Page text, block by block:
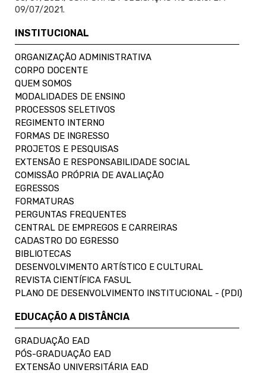
09/07/2021.
INSTITUCIONAL
ORGANIZAÇÃO ADMINISTRATIVA
CORPO DOCENTE
QUEM SOMOS
MODALIDADES DE ENSINO
PROCESSOS SELETIVOS
REGIMENTO INTERNO
FORMAS DE INGRESSO
PROJETOS E PESQUISAS
EXTENSÃO E RESPONSABILIDADE SOCIAL
COMISSÃO PRÓPRIA DE AVALIAÇÃO
EGRESSOS
FORMATURAS
PERGUNTAS FREQUENTES
CENTRAL DE EMPREGOS E CARREIRAS
CADASTRO DO EGRESSO
BIBLIOTECAS
DESENVOLVIMENTO ARTÍSTICO E CULTURAL
REVISTA CIENTÍFICA FASUL
PLANO DE DESENVOLVIMENTO INSTITUCIONAL - (PDI)
EDUCAÇÃO A DISTÂNCIA
GRADUAÇÃO EAD
PÓS-GRADUAÇÃO EAD
EXTENSÃO UNIVERSITÁRIA EAD